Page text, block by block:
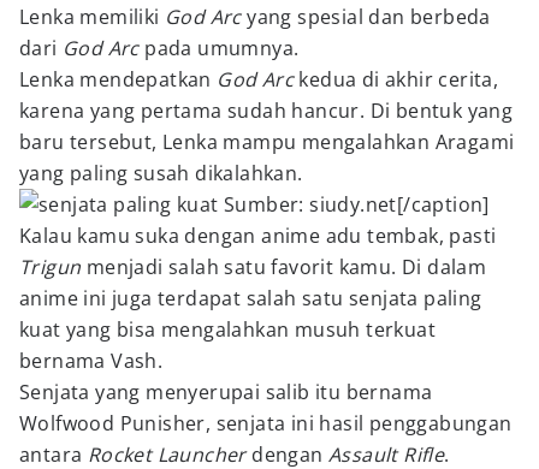
Lenka memiliki God Arcyang spesial dan berbeda
dari God Arcpada umumnya.
Lenka mendepatkan God Arckedua di akhir cerita,
karena yang pertama sudah hancur. Di bentuk yang
baru tersebut, Lenka mampu mengalahkan Aragami
yang paling susah dikalahkan.
Sumber: siudy.net[/caption]
Kalau kamu suka dengan anime adu tembak, pasti
Trigun menjadi salah satu favorit kamu. Di dalam
anime ini juga terdapat salah satu senjata paling
kuat yang bisa mengalahkan musuh terkuat
bernama Vash.
Senjata yang menyerupai salib itu bernama
Wolfwood Punisher, senjata ini hasil penggabungan
antara Rocket LauncherdenganAssault Rifle.